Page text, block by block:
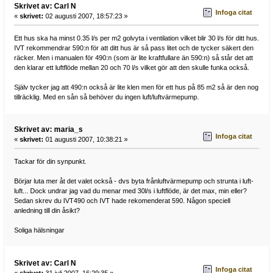
Skrivet av: Carl N
« skrivet: 02 augusti 2007, 18:57:23 » Infoga citat
Ett hus ska ha minst 0.35 l/s per m2 golvyta i ventilation vilket blir 30 l/s för ditt hus.
IVT rekommendrar 590:n för att ditt hus är så pass litet och de tycker säkert den
räcker. Men i manualen för 490:n (som är lite kraftfullare än 590:n) så står det att
den klarar ett luftflöde mellan 20 och 70 l/s vilket gör att den skulle funka också.
Själv tycker jag att 490:n också är lite klen men för ett hus på 85 m2 så är den nog
tillräcklig. Med en sån så behöver du ingen luft/luftvärmepump.
Skrivet av: maria_s
« skrivet: 01 augusti 2007, 10:38:21 » Infoga citat
Tackar för din synpunkt.
Börjar luta mer åt det valet också - dvs byta frånluftvärmepump och strunta i luft-
luft... Dock undrar jag vad du menar med 30l/s i luftflöde, är det max, min eller?
Sedan skrev du IVT490 och IVT hade rekomenderat 590. Någon speciell
anledning till din åsikt?
Soliga hälsningar
Skrivet av: Carl N
Infoga citat